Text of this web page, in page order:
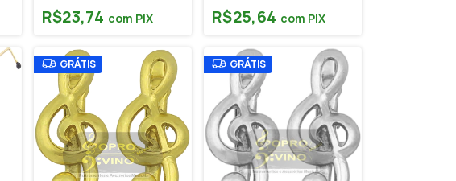
R$23,74 com PIX R$25,64 com PIX
GRÁTIS GRÁTIS